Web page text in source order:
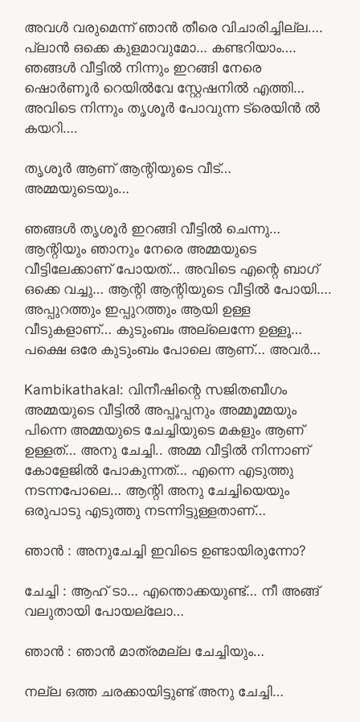
അവൾ വരുമെന്ന് ഞാൻ തീരെ വിചാരിച്ചില്ല….
പ്ലാൻ ഒക്കെ കുളമാവുമോ… കണ്ടറിയാം….
ഞങ്ങൾ വീട്ടിൽ നിന്നും ഇറങ്ങി നേരെ
ഷൊർണൂർ റെയിൽവേ സ്റ്റേഷനിൽ എത്തി…
അവിടെ നിന്നും തൃശൂർ പോവുന്ന ട്രെയിൻ ൽ
കയറി….
തൃശൂർ ആണ് ആന്റിയുടെ വീട്…
അമ്മയുടെയും…
ഞങ്ങൾ തൃശൂർ ഇറങ്ങി വീട്ടിൽ ചെന്നു…
ആന്റിയും ഞാനും നേരെ അമ്മയുടെ
വീട്ടിലേക്കാണ് പോയത്… അവിടെ എന്റെ ബാഗ്
ഒക്കെ വച്ചു… ആന്റി ആന്റിയുടെ വീട്ടിൽ പോയി….
അപ്പുറത്തും ഇപ്പുറത്തും ആയി ഉള്ള
വീടുകളാണ്… കുടുംബം അല്ലെന്നേ ഉള്ളൂ…
പക്ഷെ ഒരേ കുടുംബം പോലെ ആണ്… അവർ…
Kambikathakal: വിനീഷിന്റെ സജിതബീഗം
അമ്മയുടെ വീട്ടിൽ അപ്പൂപ്പനും അമ്മൂമ്മയും
പിന്നെ അമ്മയുടെ ചേച്ചിയുടെ മകളും ആണ്
ഉള്ളത്… അനു ചേച്ചി.. അമ്മ വീട്ടിൽ നിന്നാണ്
കോളേജിൽ പോകുന്നത്… എന്നെ എടുത്തു
നടന്നപോലെ… ആന്റി അനു ചേച്ചിയെയും
ഒരുപാടു എടുത്തു നടന്നിട്ടുള്ളതാണ്…
ഞാൻ : അനുചേച്ചി ഇവിടെ ഉണ്ടായിരുന്നോ?
ചേച്ചി : ആഹ് ടാ… എന്തൊക്കയുണ്ട്… നീ അങ്ങ്
വലുതായി പോയല്ലോ…
ഞാൻ : ഞാൻ മാത്രമല്ല ചേച്ചിയും…
നല്ല ഒത്ത ചരക്കായിട്ടുണ്ട് അനു ചേച്ചി…